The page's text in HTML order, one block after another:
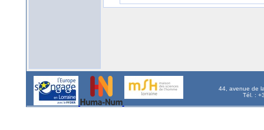
44, avenue de
Tél. :